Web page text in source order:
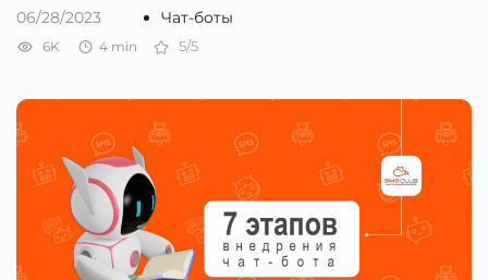
06/28/2023 Чат-боты
6K 4 min 5/5